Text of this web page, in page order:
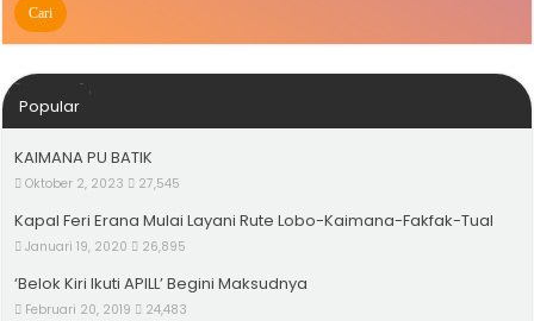
Popular
KAIMANA PU BATIK
Oktober 2, 2023 27,545
Kapal Feri Erana Mulai Layani Rute Lobo-Kaimana-Fakfak-Tual
Januari 19, 2020 26,895
‘Belok Kiri Ikuti APILL’ Begini Maksudnya
Februari 20, 2019 24,483